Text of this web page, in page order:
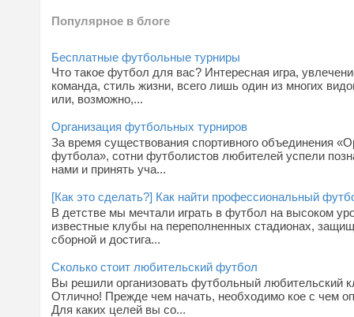
Популярное в блоге
Бесплатные футбольные турниры
Что такое футбол для вас? Интересная игра,
команда, стиль жизни, всего лишь один из многих
или, возможно,...
Организация футбольных турниров
За время существования спортивного объединения
футбола», сотни футболистов любителей успели
нами и принять уча...
[Как это сделать?] Как найти профессиональный
В детстве мы мечтали играть в футбол на высоком
известные клубы на переполненных стадионах,
сборной и достига...
Сколько стоит любительский футбол
Вы решили организовать футбольный любительский
Отлично! Прежде чем начать, необходимо кое с чем
Для каких целей вы со...